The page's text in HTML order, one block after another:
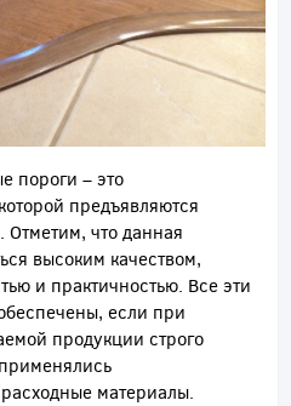
пороги – это
предъявляются
что данная
высоким качеством,
и практичностью. Все эти
если при
продукции строго
материалы.